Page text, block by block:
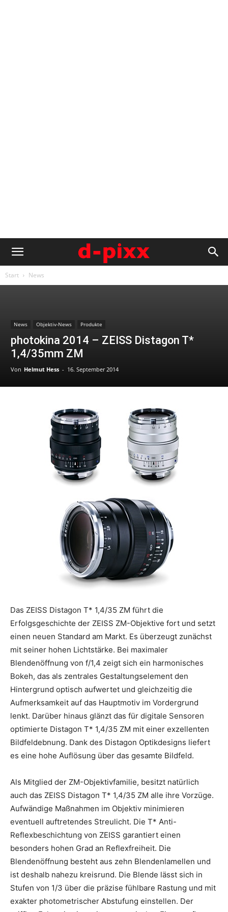
Start News
News Objektiv-News Produkte
photokina 2014 – ZEISS Distagon T*
1,4/35mm ZM
Von Helmut Hess - 16. September 2014
Das ZEISS Distagon T* 1,4/35 ZM führt die
Erfolgsgeschichte der ZEISS ZM-Objektive fort und setzt
einen neuen Standard am Markt. Es überzeugt zunächst
mit seiner hohen Lichtstärke. Bei maximaler
Blendenöffnung von f/1,4 zeigt sich ein harmonisches
Bokeh, das als zentrales Gestaltungselement den
Hintergrund optisch aufwertet und gleichzeitig die
Aufmerksamkeit auf das Hauptmotiv im Vordergrund
lenkt. Darüber hinaus glänzt das für digitale Sensoren
optimierte Distagon T* 1,4/35 ZM mit einer exzellenten
Bildfeldebnung. Dank des Distagon Optikdesigns liefert
es eine hohe Auflösung über das gesamte Bildfeld.
Als Mitglied der ZM-Objektivfamilie, besitzt natürlich
auch das ZEISS Distagon T* 1,4/35 ZM alle ihre Vorzüge.
Aufwändige Maßnahmen im Objektiv minimieren
eventuell auftretendes Streulicht. Die T* Anti-
Reflexbeschichtung von ZEISS garantiert einen
besonders hohen Grad an Reflexfreiheit. Die
Blendenöffnung besteht aus zehn Blendenlamellen und
ist deshalb nahezu kreisrund. Die Blende lässt sich in
Stufen von 1/3 über die präzise fühlbare Rastung und mit
exakter photometrischer Abstufung einstellen. Der